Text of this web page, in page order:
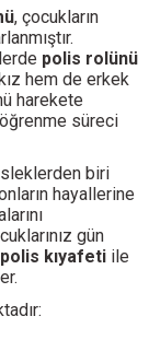
, çocukların
polis rolünü
hem de erkek
harekete
süreci
biri
hayallerine
gün
polis kıyafeti ile